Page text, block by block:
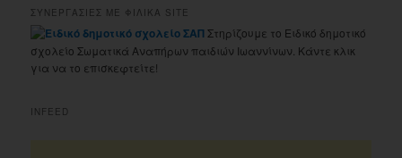
ΣΥΝΕΡΓΑΣΙΕΣ ΜΕ ΦΙΛΙΚΑ SITE
Στηρίζουμε το Ειδικό δημοτικό
σχολείο Σωματικά Αναπήρων παιδιών Ιωαννίνων. Κάντε κλικ
για να το επισκεφτείτε!
INFEED